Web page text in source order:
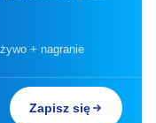
+ nagranie
Zapisz się